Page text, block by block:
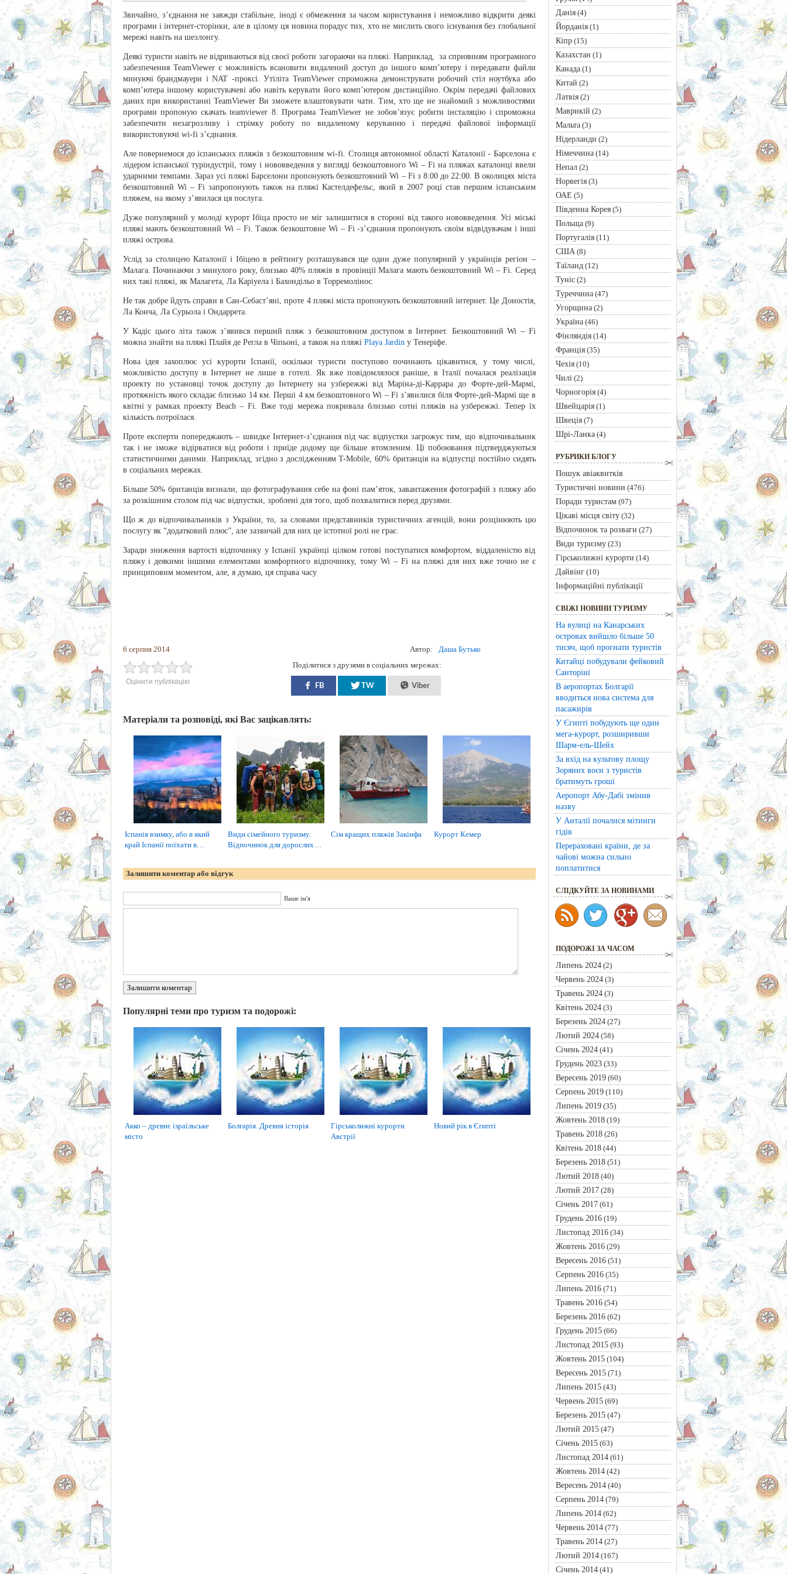
Звичайно, з’єднання не завжди стабільне, іноді є обмеження за часом користування і неможливо відкрити деякі
програми і інтернет-сторінки, але в цілому ця новина порадує тих, хто не мислить свого існування без глобальної
мережі навіть на шезлонгу.
Деякі туристи навіть не відриваються від своєї роботи загораючи на пляжі. Наприклад, за сприянням програмного
забезпечення TeamViewer є можливість всановити видалений доступ до іншого комп’ютеру і передавати файли
минуючі брандмауери і NAT -проксі. Утіліта TeamViewer спроможна демонструвати робочий стіл ноутбука або
комп’ютера іншому користувачеві або навіть керувати його комп’ютером дистанційно. Окрім передачі файлових
даних при використанні TeamViewer Ви зможете влаштовувати чати. Тим, хто ще не знайомий з можливостями
програми пропоную скачать teamviewer 8. Програма TeamViewer не зобов’язує робити інсталяцію і спроможна
забезпечити незагрозливу і стрімку роботу по видаленому керуванню і передачі файлової інформації
використовуючі wi-fi з’єднання.
Але повернемося до іспанських пляжів з безкоштовним wi-fi. Столиця автономної області Каталонії - Барселона є
лідером іспанської туріндустрії, тому і нововведення у вигляді безкоштовного Wi – Fi на пляжах каталонці ввели
ударними темпами. Зараз усі пляжі Барселони пропонують безкоштовний Wi – Fi з 8:00 до 22:00. В околицях міста
безкоштовний Wi – Fi запропонують також на пляжі Кастелдефельс, який в 2007 році став першим іспанським
пляжем, на якому з’явилася ця послуга.
Дуже популярний у молоді курорт Ібіца просто не міг залишитися в стороні від такого нововведення. Усі міські
пляжі мають безкоштовний Wi – Fi. Також безкоштовне Wi – Fi -з’єднання пропонують своїм відвідувачам і інші
пляжі острова.
Услід за столицею Каталонії і Ібіцею в рейтингу розташувався ще один дуже популярний у українців регіон –
Малага. Починаючи з минулого року, близько 40% пляжів в провінції Малага мають безкоштовний Wi – Fi. Серед
них такі пляжі, як Малагета, Ла Каріуела і Бахондільо в Торремолінос.
Не так добре йдуть справи в Сан-Себаст’яні, проте 4 пляжі міста пропонують безкоштовний інтернет. Це Доностія,
Ла Конча, Ла Сурьола і Ондаррета.
У Кадіс цього літа також з’явився перший пляж з безкоштовним доступом в Інтернет. Безкоштовний Wi – Fi
можна знайти на пляжі Плайя де Регла в Чіпьоні, а також на пляжі Playa Jardinу Тенеріфе.
Нова ідея захоплює усі курорти Іспанії, оскільки туристи поступово починають цікавитися, у тому числі,
можливістю доступу в Інтернет не лише в готелі. Як вже повідомлялося раніше, в Італії почалася реалізація
проекту по установці точок доступу до Інтернету на узбережжі від Маріна-ді-Каррара до Форте-дей-Мармі,
протяжність якого складає близько 14 км. Перші 4 км безкоштовного Wi – Fi з’явилися біля Форте-дей-Мармі ще в
квітні у рамках проекту Beach – Fi. Вже тоді мережа покривала близько сотні пляжів на узбережжі. Тепер їх
кількість потроїлася.
Проте експерти попереджають – швидке Інтернет-з’єднання під час відпустки загрожує тим, що відпочивальник
так і не зможе відірватися від роботи і приїде додому ще більше втомленим. Ці побоювання підтверджуються
статистичними даними. Наприклад, згідно з дослідженням T-Mobile, 60% британців на відпустці постійно сидять
в соціальних мережах.
Більше 50% британців визнали, що фотографування себе на фоні пам’яток, завантаження фотографій з пляжу або
за розкішним столом під час відпустки, зроблені для того, щоб похвалитися перед друзями.
Що ж до відпочивальників з України, то, за словами представників туристичних агенцій, вони розцінюють цю
послугу як “додатковий плюс”, але зазвичай для них це істотної ролі не грає.
Заради зниження вартості відпочинку у Іспанії українці цілком готові поступатися комфортом, віддаленістю від
пляжу і деякими іншими елементами комфортного відпочинку, тому Wi – Fi на пляжі для них вже точно не є
принциповим моментом, але, я думаю, ця справа часу
6 серпня 2014 Автор: Даша Бутько
Оцінити публікацію
Поділитися з друзями в соціальних мережах:
FB TW Viber
Матеріали та розповіді, які Вас зацікавлять:
Іспанія взимку, або в який
край Іспанії поїхати в…
Види сімейного туризму.
Відпочинок для дорослих…
Сім кращих пляжів Закінфа Курорт Кемер
Залишити коментар або відгук
Ваше ім'я
Залишити коментар
Популярні теми про туризм та подорожі:
Акко – древнє ізраїльське
місто
Болгарія. Древня історія
Гірськолижні курорти
Австрії
Новий рік в Єгипті
Данія(4)
Йорданія(1)
Кіпр(15)
Казахстан (1)
Канада(1)
Китай (2)
Латвія(2)
Маврикій (2)
Мальта(3)
Нідерланди (2)
Німеччина(14)
Непал(2)
Норвегія(3)
ОАЕ (5)
Південна Корея(5)
Польща(9)
Португалія(11)
США(8)
Таїланд(12)
Туніс(2)
Туреччина(47)
Угорщина(2)
Україна(46)
Фінляндія(14)
Франція(35)
Чехія(10)
Чилі(2)
Чорногорія(4)
Швейцарія(1)
Швеція(7)
Шрі-Ланка(4)
РУБРИКИ БЛОГУ
Пошук авіаквитків
Туристичні новини (476)
Поради туристам(97)
Цікаві місця світу(32)
Відпочинок та розваги (27)
Види туризму(23)
Гірськолижні курорти (14)
Дайвінг(10)
Інформаційні публікації
СВІЖІ НОВИНИ ТУРИЗМУ
На вулиці на Канарських
островах вийшло більше 50
тисяч, щоб прогнати туристів
Китайці побудували фейковий
Санторіні
В аеропортах Болгарії
вводиться нова система для
пасажирів
У Єгипті побудують ще один
мега-курорт, розширивши
Шарм-ель-Шейх
За вхід на культову площу
Зоряних воєн з туристів
братимуть гроші
Аеропорт Абу-Дабі змінив
назву
У Анталії почалися мітинги
гідів
Перераховані країни, де за
чайові можна сильно
поплатитися
CЛІДКУЙТЕ ЗА НОВИНАМИ
ПОДОРОЖІ ЗА ЧАСОМ
Липень 2024(2)
Червень 2024(3)
Травень 2024(3)
Квітень 2024(3)
Березень 2024(27)
Лютий 2024(58)
Січень 2024(41)
Грудень 2023(33)
Вересень 2019(60)
Серпень 2019(110)
Липень 2019(35)
Жовтень 2018(19)
Травень 2018(26)
Квітень 2018(44)
Березень 2018(51)
Лютий 2018(40)
Лютий 2017(28)
Січень 2017(61)
Грудень 2016(19)
Листопад 2016(34)
Жовтень 2016(29)
Вересень 2016(51)
Серпень 2016(35)
Липень 2016(71)
Травень 2016(54)
Березень 2016(62)
Грудень 2015(66)
Листопад 2015(93)
Жовтень 2015(104)
Вересень 2015(71)
Липень 2015(43)
Червень 2015(69)
Березень 2015(47)
Лютий 2015(47)
Січень 2015(63)
Листопад 2014(61)
Жовтень 2014(42)
Вересень 2014(40)
Серпень 2014(79)
Липень 2014(62)
Червень 2014(77)
Травень 2014(27)
Лютий 2014(167)
Січень 2014(41)